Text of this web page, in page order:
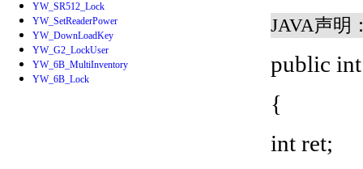
YW_SR512_Lock
YW_SetReaderPower
YW_DownLoadKey
YW_G2_LockUser
YW_6B_MultiInventory
YW_6B_Lock
JAVA声明
public
{
int ret;